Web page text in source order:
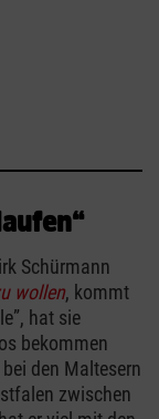
Schürmann
wollen, kommt
hat sie
bekommen
den Maltesern
zwischen